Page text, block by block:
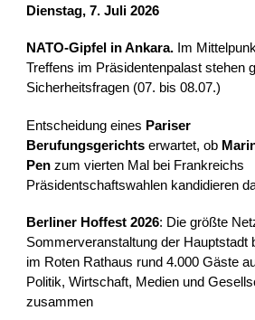
Dienstag, 7. Juli 2026
NATO-Gipfel in Ankara. Im
Treffens im Präsidentenpalast stehen
Sicherheitsfragen (07. bis 08.07.)
Entscheidung eines Pariser
Berufungsgerichts erwartet, ob
Pen zum vierten Mal bei Frankreichs
Präsidentschaftswahlen kandidieren
Berliner Hoffest 2026: Die größte
Sommerveranstaltung der Hauptstadt
im Roten Rathaus rund 4.000 Gäste
Politik, Wirtschaft, Medien und
zusammen